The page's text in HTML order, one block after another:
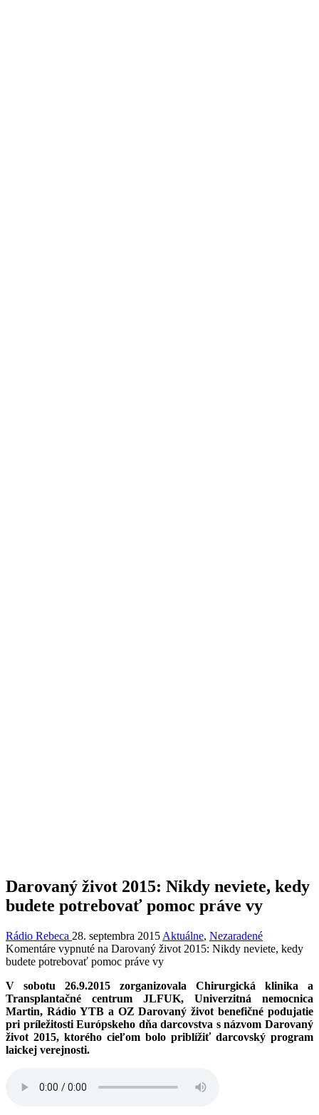
Darovaný život 2015: Nikdy neviete, kedy
budete potrebovať pomoc práve vy
Rádio Rebeca 28. septembra 2015 Aktuálne, Nezaradené
Komentáre vypnuté na Darovaný život 2015: Nikdy neviete, kedy
budete potrebovať pomoc práve vy
V sobotu 26.9.2015 zorganizovala Chirurgická klinika a
Transplantačné centrum JLFUK, Univerzitná nemocnica
Martin, Rádio YTB a OZ Darovaný život benefičné podujatie
pri príležitosti Európskeho dňa darcovstva s názvom Darovaný
život 2015, ktorého cieľom bolo priblížiť darcovský program
laickej verejnosti.